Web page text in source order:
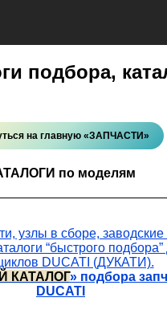
подбора,
на главную «ЗАПЧАСТИ»
по моделям
КАТАЛОГ» подбора
DUCATI